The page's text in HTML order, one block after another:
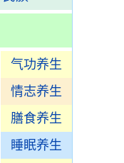
气功养生
情志养生
膳食养生
睡眠养生